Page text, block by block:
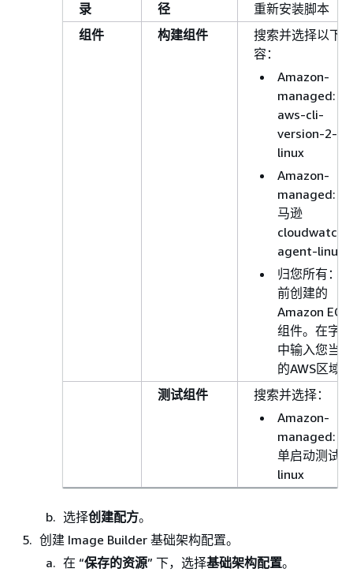
录 径
重新安装脚本
组件
构建组件
搜索并选择以下
容：
Amazon-
managed:
aws-cli-
version-2-
linux
Amazon-
managed: 亚
马逊
cloudwatch-
agent-linux
归您所有：之
前创建的
Amazon EC2
组件。在字段
中输入您当前
的AWS区域。
测试组件
搜索并选择：
Amazon-
managed: 简
单启动测试
linux
选择创建配方。
创建 Image Builder 基础架构配置。
在 “保存的资源” 下，选择基础架构配置。